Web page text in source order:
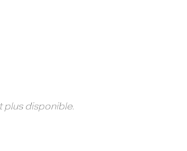
plus disponible.